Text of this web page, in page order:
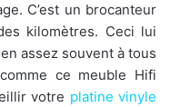
C’est un brocanteur
kilomètres. Ceci lui
assez souvent à tous
ce meuble Hifi
votre platine vinyle